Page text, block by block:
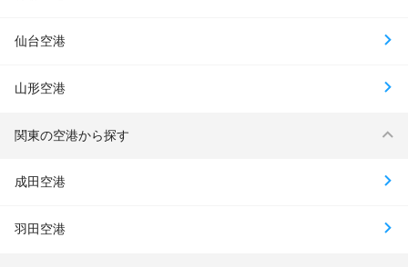
仙台空港
山形空港
関東の空港から探す
成田空港
羽田空港